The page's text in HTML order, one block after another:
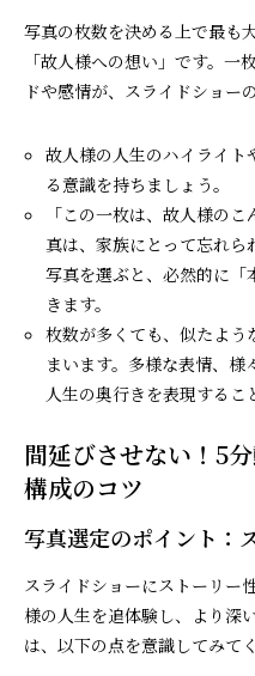
写真の枚数を決める上で最も
「故人様への想い」です。
ドや感情が、スライドショー
故人様の人生のハイライ
る意識を持ちましょう。
「この一枚は、故人様の
真は、家族にとって忘れら
写真を選ぶと、必然的に「
きます。
枚数が多くても、似たよう
まいます。多様な表情、様
人生の奥行きを表現するこ
間延びさせない！5
構成のコツ
写真選定のポイント：
スライドショーにストーリー
様の人生を追体験し、より深
は、以下の点を意識してみて